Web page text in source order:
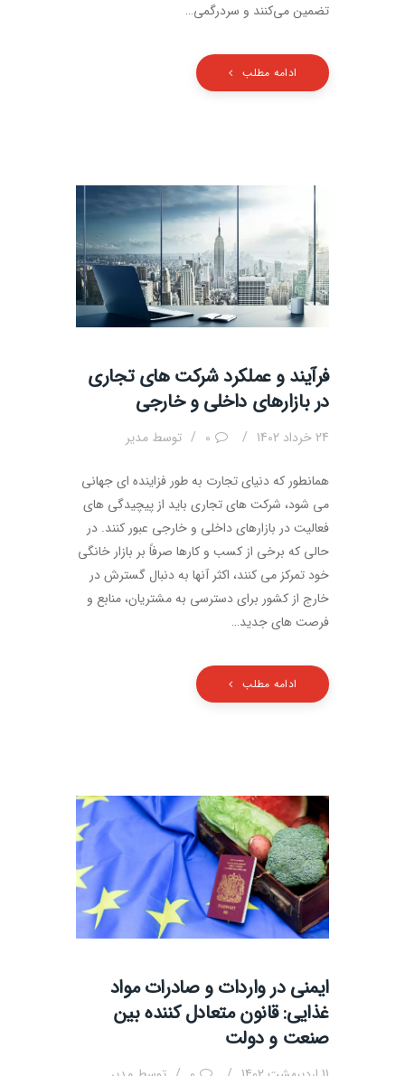
تضمین می‌کنند و سردرگمی…
ادامه مطلب
فرآیند و عملکرد شرکت های تجاری
در بازارهای داخلی و خارجی
24 خرداد 1402 0 توسط مدیر
همانطور که دنیای تجارت به طور فزاینده ای جهانی
می شود، شرکت های تجاری باید از پیچیدگی های
فعالیت در بازارهای داخلی و خارجی عبور کنند. در
حالی که برخی از کسب و کارها صرفاً بر بازار خانگی
خود تمرکز می کنند، اکثر آنها به دنبال گسترش در
خارج از کشور برای دسترسی به مشتریان، منابع و
فرصت های جدید…
ادامه مطلب
ایمنی در واردات و صادرات مواد
غذایی: قانون متعادل کننده بین
صنعت و دولت